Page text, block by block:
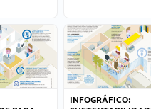
INFOGRÁFICO: